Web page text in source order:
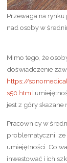
Przewaga na
nad osoby w
Mimo tego, że
doświadczenie
https://
s50.html
jest z góry skazane
Pracownicy w
problematyczni,
umiejętności. Co
inwestować i ich